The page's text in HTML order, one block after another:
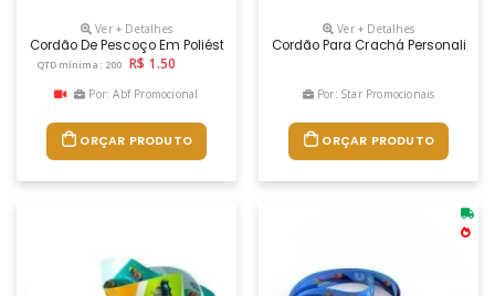
Ver + Detalhes
Cordão De Pescoço Em Poliéster, Com Mosquetão Em Metal, Fivela
QTD mínima: 200 R$ 1.50
Por: Abf Promocional
ORÇAR PRODUTO
Ver + Detalhes
Cordão Para Crachá
Por: Star Promocionais
ORÇAR PRODUTO